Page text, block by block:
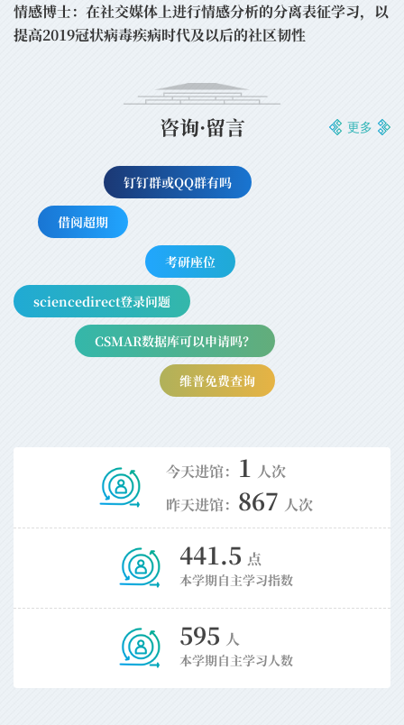
情感博士：在社交媒体上进行情感分析的分离表征学习，以
提高2019冠状病毒疾病时代及以后的社区韧性
咨询·留言 更多
钉钉群或QQ群有吗
借阅超期
考研座位
sciencedirect登录问题
CSMAR数据库可以申请吗？
维普免费查询
今天进馆： 1 人次
昨天进馆： 867 人次
441.5 点
本学期自主学习指数
595 人
本学期自主学习人数